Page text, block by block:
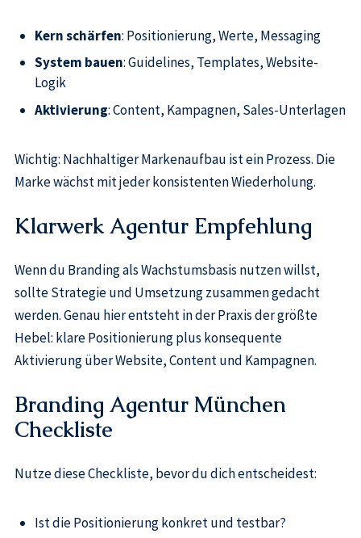
Kern schärfen: Positionierung, Werte, Messaging
System bauen: Guidelines, Templates, Website-
Logik
Aktivierung: Content, Kampagnen, Sales-Unterlagen
Wichtig: Nachhaltiger Markenaufbau ist ein Prozess. Die
Marke wächst mit jeder konsistenten Wiederholung.
Klarwerk Agentur Empfehlung
Wenn du Branding als Wachstumsbasis nutzen willst,
sollte Strategie und Umsetzung zusammen gedacht
werden. Genau hier entsteht in der Praxis der größte
Hebel: klare Positionierung plus konsequente
Aktivierung über Website, Content und Kampagnen.
Branding Agentur München
Checkliste
Nutze diese Checkliste, bevor du dich entscheidest:
Ist die Positionierung konkret und testbar?